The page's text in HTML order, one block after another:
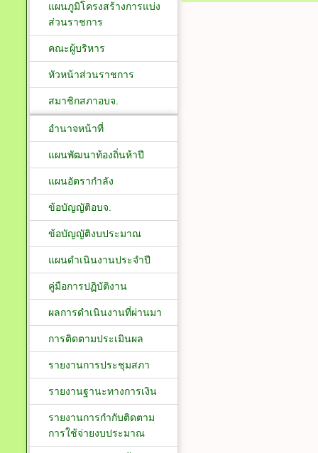
แผนภูมิโครงสร้างการแบ่ง
ส่วนราชการ
คณะผู้บริหาร
หัวหน้าส่วนราชการ
สมาชิกสภาอบจ.
อำนาจหน้าที่
แผนพัฒนาท้องถิ่นห้าปี
แผนอัตรากำลัง
ข้อบัญญัติอบจ.
ข้อบัญญัติงบประมาณ
แผนดำเนินงานประจำปี
คู่มือการปฏิบัติงาน
ผลการดำเนินงานที่ผ่านมา
การติดตามประเมินผล
รายงานการประชุมสภา
รายงานฐานะทางการเงิน
รายงานการกำกับติดตาม
การใช้จ่ายงบประมาณ